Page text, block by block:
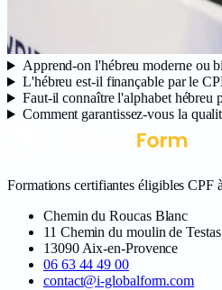
Apprend-on l'hébreu moderne ou
L'hébreu est-il finançable par le
Faut-il connaître l'alphabet hébreu
Comment garantissez-vous la
Formations certifiantes éligibles CPF
Chemin du Roucas Blanc
11 Chemin du moulin de Testas
13090 Aix-en-Provence
06 63 44 49 00
contact@i-globalform.com